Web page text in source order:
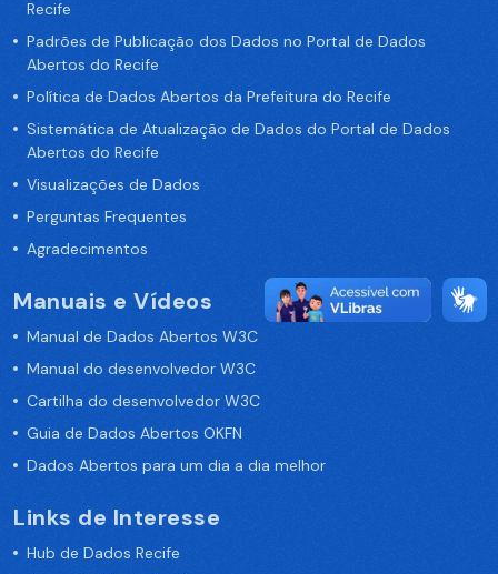
Recife
Padrões de Publicação dos Dados no Portal de Dados
Abertos do Recife
Política de Dados Abertos da Prefeitura do Recife
Sistemática de Atualização de Dados do Portal de Dados
Abertos do Recife
Visualizações de Dados
Perguntas Frequentes
Agradecimentos
Manuais e Vídeos
Manual de Dados Abertos W3C
Manual do desenvolvedor W3C
Cartilha do desenvolvedor W3C
Guia de Dados Abertos OKFN
Dados Abertos para um dia a dia melhor
Links de Interesse
Hub de Dados Recife